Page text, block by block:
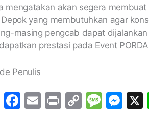
mengatakan akan segera
yang membutuhkan agar
masing pengcab dapat
prestasi pada Event
W
h
F
a
E
m
Pr
in
C
o
M
e
M
e